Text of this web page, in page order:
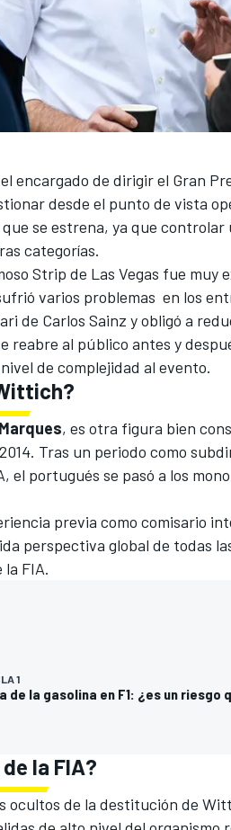
encargado de dirigir el Gran
desde el punto de vista
se estrena, ya que controlar
categorías.
Strip de Las Vegas fue muy
varios problemas en los
de Carlos Sainz y obligó a
reabre al público antes y
de complejidad al evento.
, es otra figura bien
Tras un periodo como
el portugués se pasó a los
previa como comisario
perspectiva global de todas
la FIA.
1
de la gasolina en F1: ¿es un riesgo
la FIA?
ocultos de la destitución de